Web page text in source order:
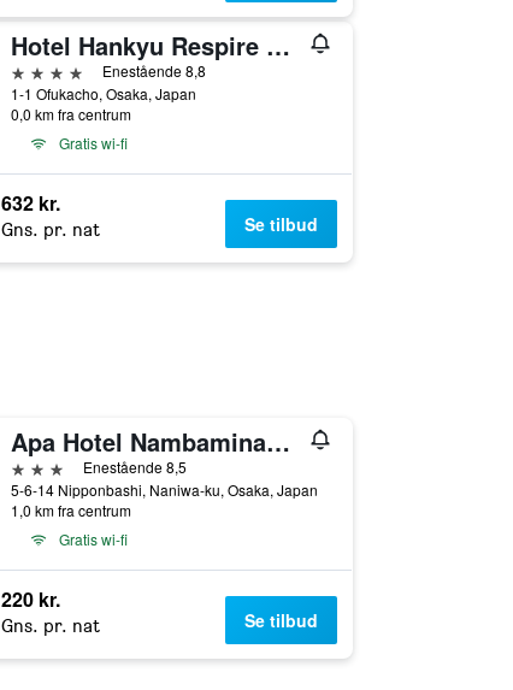
Hotel Hankyu Respire Osaka
4 stjerner
Enestående 8,8
1-1 Ofukacho, Osaka, Japan
0,0 km fra centrum
Gratis wi-fi
632 kr.
Gns. pr. nat Se tilbud
Apa Hotel Nambaminami Ebisucho Eki Shinsekai
3 stjernerEnestående 8,5
5-6-14 Nipponbashi, Naniwa-ku, Osaka, Japan
1,0 km fra centrum
Gratis wi-fi
220 kr.
Gns. pr. nat Se tilbud